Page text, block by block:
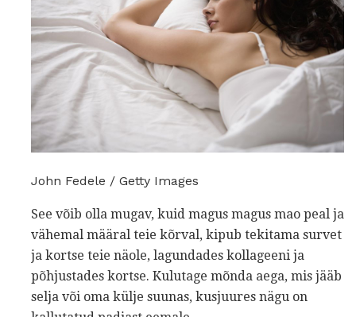
John Fedele / Getty Images
See võib olla mugav, kuid magus magus mao peal ja
vähemal määral teie kõrval, kipub tekitama survet
ja kortse teie näole, lagundades kollageeni ja
põhjustades kortse. Kulutage mõnda aega, mis jääb
selja või oma külje suunas, kusjuures nägu on